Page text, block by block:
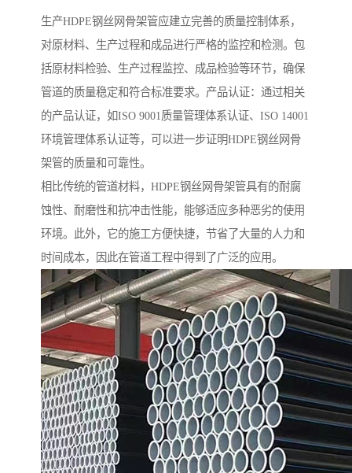
生产HDPE钢丝网骨架管应建立完善的质量控制体系，
对原材料、生产过程和成品进行严格的监控和检测。包
括原材料检验、生产过程监控、成品检验等环节，确保
管道的质量稳定和符合标准要求。产品认证：通过相关
的产品认证，如ISO 9001质量管理体系认证、ISO 14001
环境管理体系认证等，可以进一步证明HDPE钢丝网骨
架管的质量和可靠性。
相比传统的管道材料，HDPE钢丝网骨架管具有的耐腐
蚀性、耐磨性和抗冲击性能，能够适应多种恶劣的使用
环境。此外，它的施工方便快捷，节省了大量的人力和
时间成本，因此在管道工程中得到了广泛的应用。